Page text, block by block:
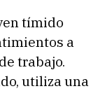
tímido
a
trabajo.
utiliza una